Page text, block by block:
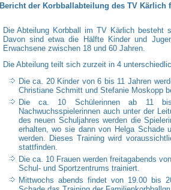
Bericht der Korbballabteilung des TV Kärlich
Die Abteilung Korbball im TV Kärlich
Davon sind etwa die Hälfte Kinder und
Erwachsene zwischen 18 und 60 Jahren.
Die Abteilung teilt sich zurzeit in 4
Die ca. 20 Kinder von 6 bis 11 Jahren
Christiane Schmitt und Stefanie Moskopp
Die ca. 10 Schülerinnen ab 11
Nachwuchsspielerinnen auch unter der
des neuen Schuljahres werden die
erhalten, wo sie dann von Helga Schade
werden. Dieses Training wird
stattfinden.
Die ca. 10 Frauen werden freitagabends
Schul- und Sportzentrums trainiert.
Mittwochs abends findet von 19.00 bis